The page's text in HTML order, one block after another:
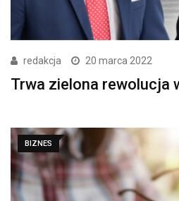
redakcja 20 marca 2022
Trwa zielona rewolucja
BIZNES